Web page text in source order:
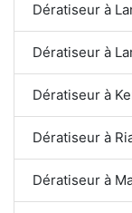
Dératiseur à
Dératiseur à
Dératiseur à
Dératiseur à
Dératiseur à